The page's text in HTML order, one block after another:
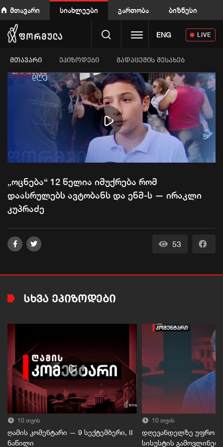
მთავარი სიახლეები გართობა ბიზნესი
Toggle navigation
ENG LIVE
ᲛᲗᲐᲕᲐᲠᲘ ეპიზოდები გადაცემის შესახებ
Play
Video
„ოცნება“ 12 წელია იმუქრება რომ
დაასრულებს ავტობანს და ენმ-ს — ირაკლი
კუპრაძე
53
ᲡᲮᲕᲐ ᲔᲞᲘᲖᲝᲓᲔᲑᲘ
10 თვის
ღამის კომენტარი — 9 სექტემბერი, II
ნაწილი
10 თვის
დღევანდელზე უფრო
სისუსტის